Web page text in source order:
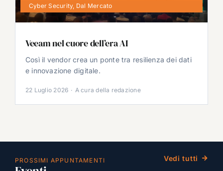
Cyber Security, Dal Mercato
Veeam nel cuore dell’era AI
Così il vendor crea un ponte tra resilienza dei dati
e innovazione digitale.
22 Luglio 2026 · A cura della redazione
PROSSIMI APPUNTAMENTI Vedi tutti